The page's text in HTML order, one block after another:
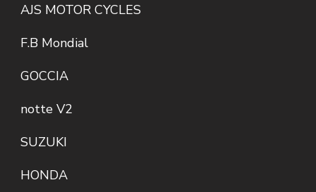
AJS MOTOR CYCLES
F.B Mondial
GOCCIA
notte V2
SUZUKI
HONDA